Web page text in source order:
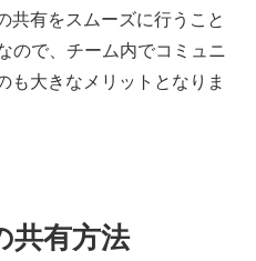
共有をスムーズに行うこと
ので、チーム内でコミュニ
も大きなメリットとなりま
共有方法